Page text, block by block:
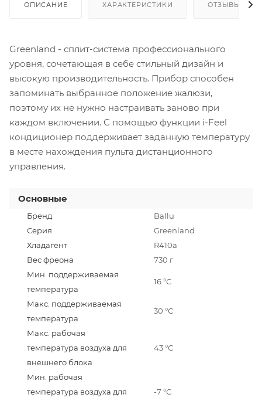
ОПИСАНИЕ ХАРАКТЕРИСТИКИ ОТЗЫВЫ
Greenland - сплит-система профессионального
уровня, сочетающая в себе стильный дизайн и
высокую производительность. Прибор способен
запоминать выбранное положение жалюзи,
поэтому их не нужно настраивать заново при
каждом включении. С помощью функции i-Feel
кондиционер поддерживает заданную температуру
в месте нахождения пульта дистанционного
управления.
Основные
Бренд
Ballu
Серия
Greenland
Хладагент
R410a
Вес фреона
730 г
Мин. поддерживаемая
температура
16 °С
Макс. поддерживаемая
температура
30 °С
Макс. рабочая
температура воздуха для
внешнего блока
43 °С
Мин. рабочая
температура воздуха для
-7 °С